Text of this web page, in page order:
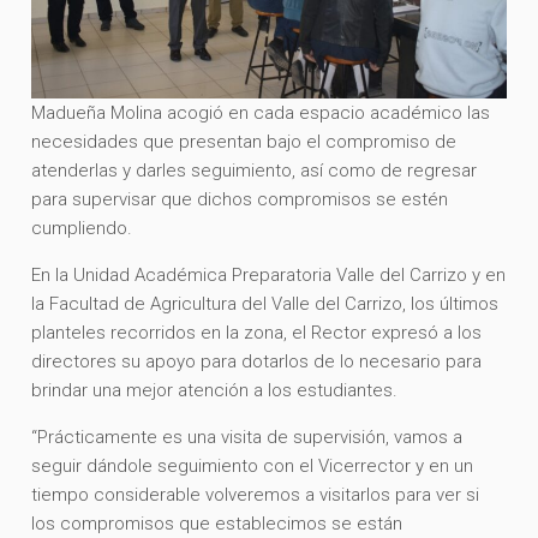
Madueña Molina acogió en cada espacio académico las
necesidades que presentan bajo el compromiso de
atenderlas y darles seguimiento, así como de regresar
para supervisar que dichos compromisos se estén
cumpliendo.
En la Unidad Académica Preparatoria Valle del Carrizo y en
la Facultad de Agricultura del Valle del Carrizo, los últimos
planteles recorridos en la zona, el Rector expresó a los
directores su apoyo para dotarlos de lo necesario para
brindar una mejor atención a los estudiantes.
“Prácticamente es una visita de supervisión, vamos a
seguir dándole seguimiento con el Vicerrector y en un
tiempo considerable volveremos a visitarlos para ver si
los compromisos que establecimos se están